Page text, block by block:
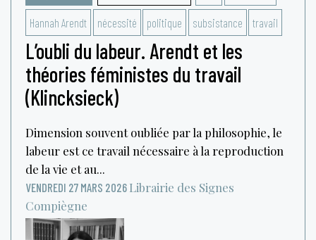
Hannah Arendt nécessité politique subsistance travail
L’oubli du labeur. Arendt et les
théories féministes du travail
(Klincksieck)
Dimension souvent oubliée par la philosophie, le
labeur est ce travail nécessaire à la reproduction
de la vie et au...
VENDREDI 27 MARS 2026 Librairie des Signes
Compiègne